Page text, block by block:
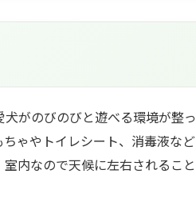
がのびのびと遊べる環境が整っ
ゃやトイレシート、消毒液など
内なので天候に左右されること